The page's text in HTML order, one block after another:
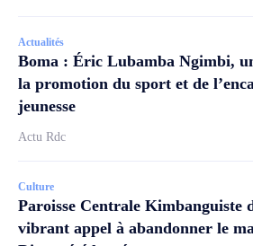
Actualités
Boma : Éric Lubamba Ngimbi,
la promotion du sport et de
jeunesse
Actu Rdc
Culture
Paroisse Centrale Kimbanguiste
vibrant appel à abandonner le